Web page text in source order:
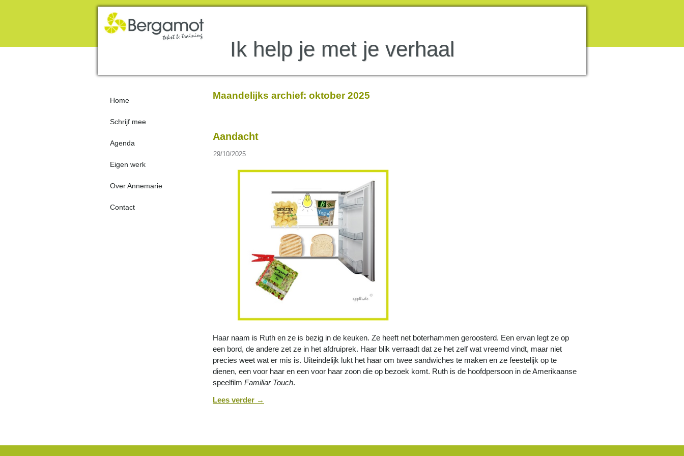
Ik help je met je verhaal
Home
Schrijf mee
Agenda
Eigen werk
Over Annemarie
Contact
Maandelijks archief: oktober 2025
Aandacht
29/10/2025
Haar naam is Ruth en ze is bezig in de keuken. Ze heeft net boterhammen geroosterd. Een ervan legt ze op
een bord, de andere zet ze in het afdruiprek. Haar blik verraadt dat ze het zelf wat vreemd vindt, maar niet
precies weet wat er mis is. Uiteindelijk lukt het haar om twee sandwiches te maken en ze feestelijk op te
dienen, een voor haar en een voor haar zoon die op bezoek komt. Ruth is de hoofdpersoon in de Amerikaanse
speelfilm Familiar Touch.
Lees verder →